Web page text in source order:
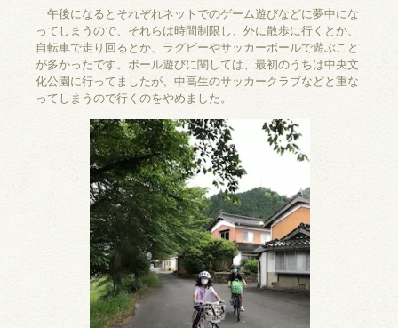
午後になるとそれぞれネットでのゲーム遊びなどに夢中にな
ってしまうので、それらは時間制限し、外に散歩に行くとか、
自転車で走り回るとか、ラグビーやサッカーボールで遊ぶこと
が多かったです。ボール遊びに関しては、最初のうちは中央文
化公園に行ってましたが、中高生のサッカークラブなどと重な
ってしまうので行くのをやめました。